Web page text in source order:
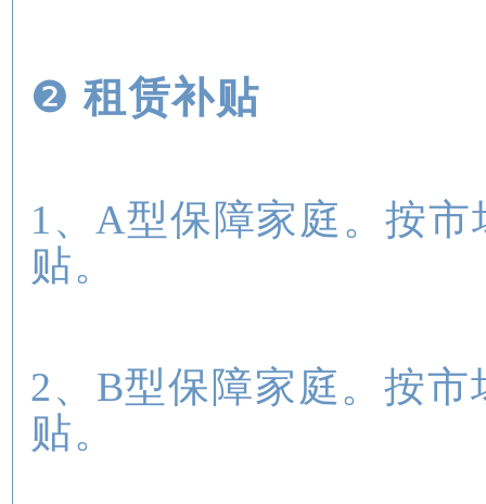
❷ 租赁补贴
1、A型保障家庭。按
贴。
2、B型保障家庭。按市
贴。